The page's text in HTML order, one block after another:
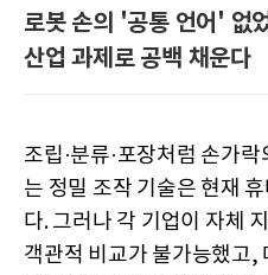
로봇 손의 '공통 언어'
산업 과제로 공백 채운다
조립·분류·포장처럼 손가
는 정밀 조작 기술은 현재
다. 그러나 각 기업이 자체
객관적 비교가 불가능했고,